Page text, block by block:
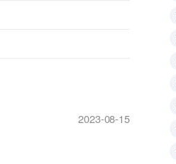
2023-08-15